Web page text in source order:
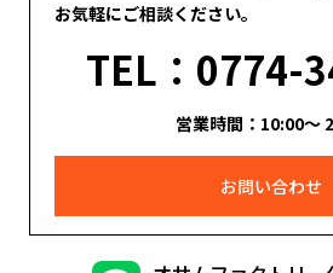
お気軽にご相談ください。
TEL：0774-
営業時間：10:00～
お問い合わせ